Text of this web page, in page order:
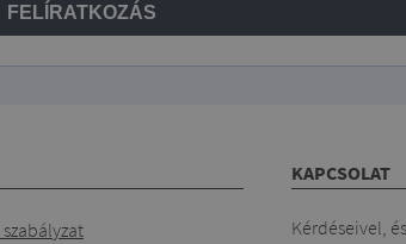
FELÍRATKOZÁS
KAPCSOLAT
Kérdéseivel,